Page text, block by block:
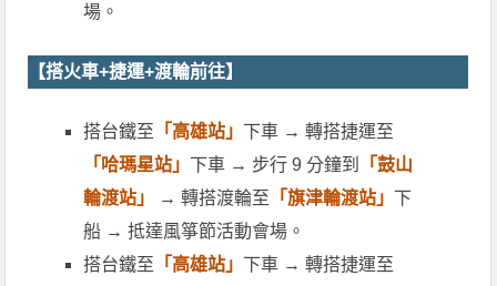
場。
【搭火車+捷運+渡輪前往】
搭台鐵至 「高雄站」 下車 → 轉搭捷運至
「哈瑪星站」 下車 → 步行 9 分鐘到
「鼓山
輪渡站」
→ 轉搭渡輪至 「旗津輪渡站」 下
船 → 抵達風箏節活動會場。
搭台鐵至 「高雄站」 下車 → 轉搭捷運至